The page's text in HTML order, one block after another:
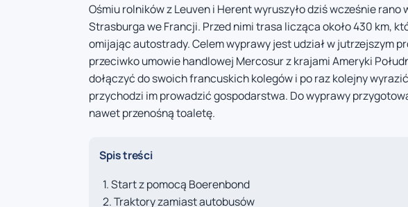
Ośmiu rolników z Leuven i Herent wyruszyło dziś wcześnie
Strasburga we Francji. Przed nimi trasa licząca około 430 km,
omijając autostrady. Celem wyprawy jest udział w jutrzejszym
przeciwko umowie handlowej Mercosur z krajami Ameryki
dołączyć do swoich francuskich kolegów i po raz kolejny
przychodzi im prowadzić gospodarstwa. Do wyprawy
nawet przenośną toaletę.
Spis treści
Start z pomocą Boerenbond
Traktory zamiast autobusów